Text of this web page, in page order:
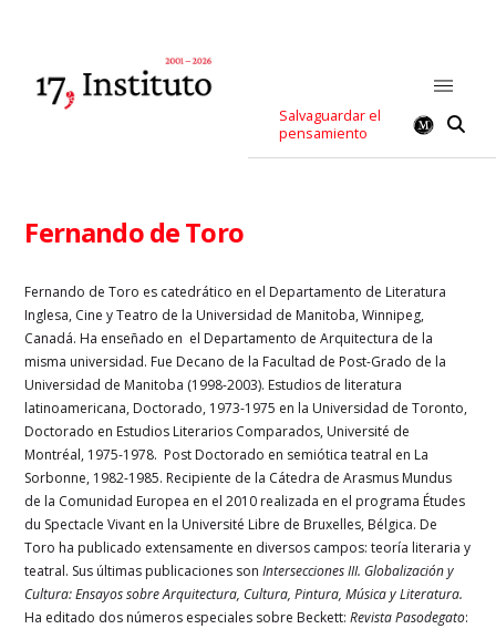
Salvaguardar el
pensamiento
Fernando de Toro
Fernando de Toro es catedrático en el Departamento de Literatura
Inglesa, Cine y Teatro de la Universidad de Manitoba, Winnipeg,
Canadá. Ha enseñado en el Departamento de Arquitectura de la
misma universidad. Fue Decano de la Facultad de Post-Grado de la
Universidad de Manitoba (1998-2003). Estudios de literatura
latinoamericana, Doctorado, 1973-1975 en la Universidad de Toronto,
Doctorado en Estudios Literarios Comparados, Université de
Montréal, 1975-1978. Post Doctorado en semiótica teatral en La
Sorbonne, 1982-1985. Recipiente de la Cátedra de Arasmus Mundus
de la Comunidad Europea en el 2010 realizada en el programa Études
du Spectacle Vivant en la Université Libre de Bruxelles, Bélgica. De
Toro ha publicado extensamente en diversos campos: teoría literaria y
teatral. Sus últimas publicaciones son Intersecciones III. Globalización y
Cultura: Ensayos sobre Arquitectura, Cultura, Pintura, Música y Literatura.
Ha editado dos números especiales sobre Beckett:Revista Pasodegato: